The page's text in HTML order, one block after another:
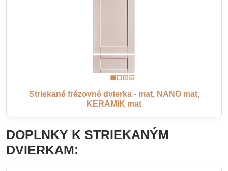
Striekané frézovné dvierka - mat, NANO mat,
KERAMIK mat
DOPLNKY K STRIEKANÝM
DVIERKAM: